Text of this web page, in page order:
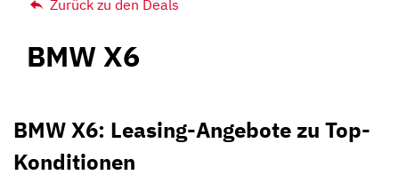
Zurück zu den Deals
BMW X6
BMW X6: Leasing-Angebote zu Top-
Konditionen